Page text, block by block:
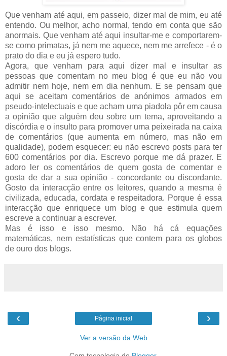
Que venham até aqui, em passeio, dizer mal de mim, eu até
entendo. Ou melhor, acho normal, tendo em conta que são
anormais. Que venham até aqui insultar-me e comportarem-
se como primatas, já nem me aquece, nem me arrefece - é o
prato do dia e eu já espero tudo.
Agora, que venham para aqui dizer mal e insultar as
pessoas que comentam no meu blog é que eu não vou
admitir nem hoje, nem em dia nenhum. E se pensam que
aqui se aceitam comentários de anónimos armados em
pseudo-intelectuais e que acham uma piadola pôr em causa
a opinião que alguém deu sobre um tema, aproveitando a
discórdia e o insulto para promover uma peixeirada na caixa
de comentários (que aumenta em número, mas não em
qualidade), podem esquecer: eu não escrevo posts para ter
600 comentários por dia. Escrevo porque me dá prazer. E
adoro ler os comentários de quem gosta de comentar e
gosta de dar a sua opinião - concordante ou discordante.
Gosto da interacção entre os leitores, quando a mesma é
civilizada, educada, cordata e respeitadora. Porque é essa
interacção que enriquece um blog e que estimula quem
escreve a continuar a escrever.
Mas é isso e isso mesmo. Não há cá equações
matemáticas, nem estatísticas que contem para os globos
de ouro dos blogs.
‹ ›
Página inicial
Ver a versão da Web